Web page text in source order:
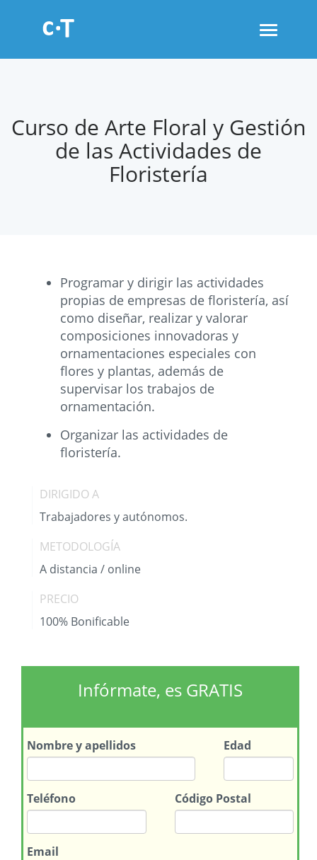
Toggle
Curso de Arte Floral y Gestión
de las Actividades de
Floristería
Programar y dirigir las actividades
propias de empresas de floristería, así
como diseñar, realizar y valorar
composiciones innovadoras y
ornamentaciones especiales con
flores y plantas, además de
supervisar los trabajos de
ornamentación.
Organizar las actividades de
floristería.
DIRIGIDO A
Trabajadores y autónomos.
METODOLOGÍA
A distancia / online
PRECIO
100% Bonificable
Infórmate, es GRATIS
Nombrey apellidos Edad
Teléfono Código Postal
Email